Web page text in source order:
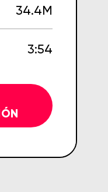
34.4M
3:54